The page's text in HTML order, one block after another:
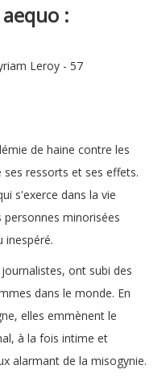
:
Leroy - 57
de haine contre les
ressorts et ses effets.
s'exerce dans la vie
minorisées
de jeu inespéré.
ont subi des
dans le monde. En
elles emmènent le
à la fois intime et
alarmant de la misogynie.